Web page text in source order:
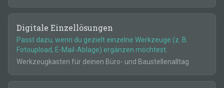
Digitale Einzellösungen
Passt dazu, wenn du gezielt einzelne Werkzeuge (z. B.
Fotoupload, E-Mail-Ablage) ergänzen möchtest.
Werkzeugkasten für deinen Büro- und Baustellenalltag